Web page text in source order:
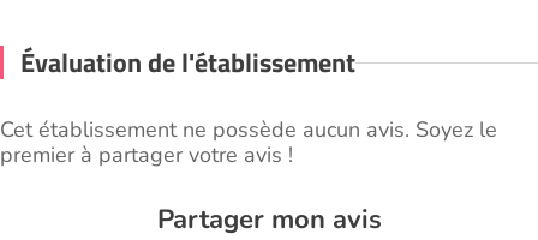
Évaluation de l'établissement
Cet établissement ne possède aucun avis. Soyez le
premier à partager votre avis !
Partager mon avis